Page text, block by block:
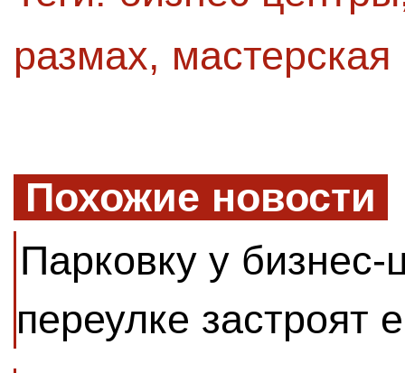
размах,
Похожие новости
Парковку у
переулке